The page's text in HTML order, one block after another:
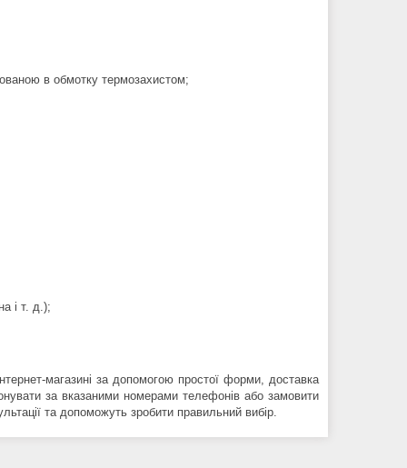
в обмотку термозахистом;
і т. д.);
магазині за допомогою простої форми, доставка
за вказаними номерами телефонів або замовити
та допоможуть зробити правильний вибір.